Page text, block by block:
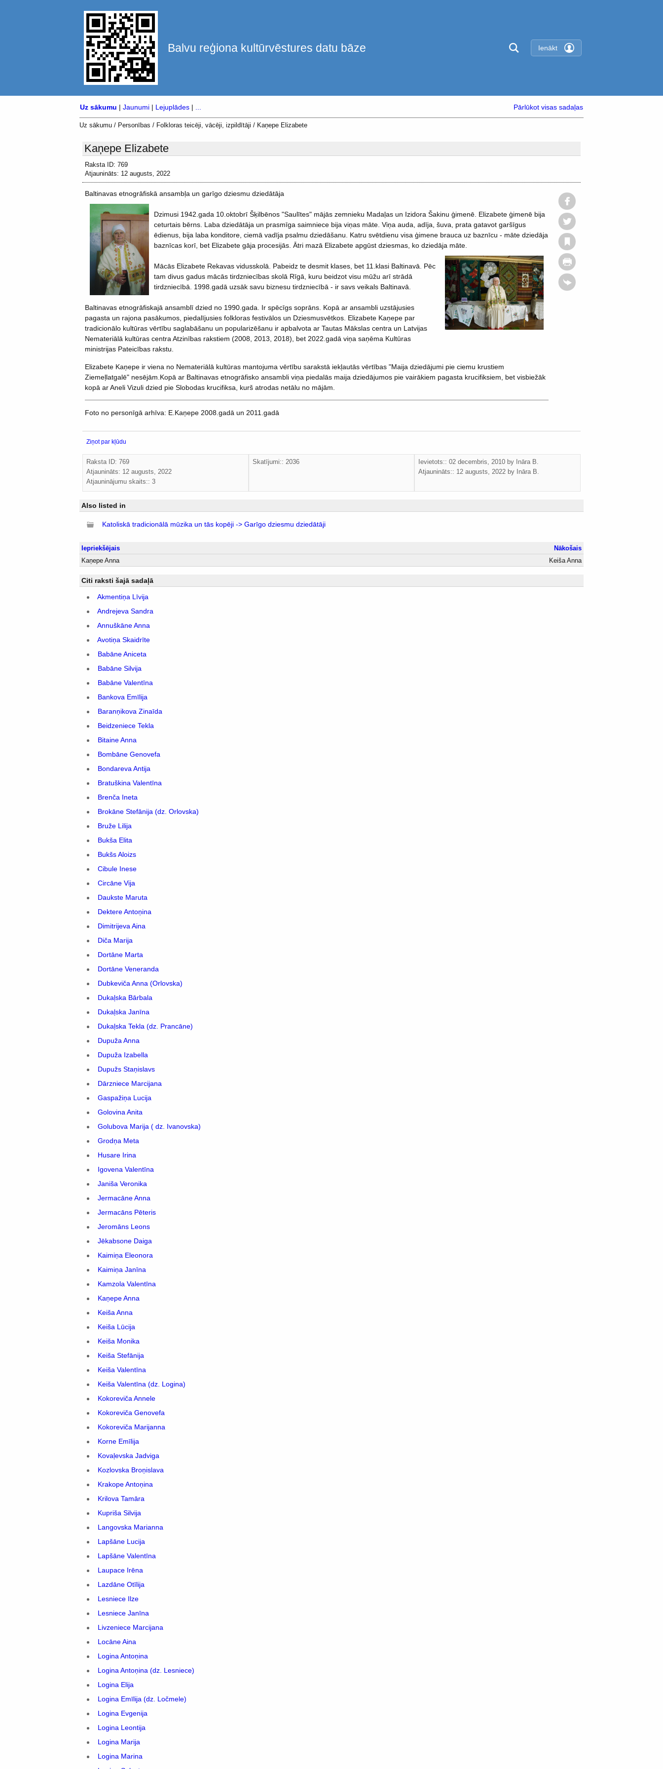
Balvu reģiona kultūrvēstures datu bāze Ienākt
Uz sākumu | Jaunumi | Lejuplādes | Pārlūkot visas sadaļas
Uz sākumu / Personības / Folkloras teicēji, vācēji, izpildītāji / Kaņepe Elizabete
Kaņepe Elizabete
Raksta ID: 769
Atjaunināts: 12 augusts, 2022
Baltinavas etnogrāfiskā ansambļa un garīgo dziesmu dziedātāja
Dzimusi 1942.gada 10.oktobrī Šķilbēnos "Saulītes" mājās zemnieku Madaļas un Izidora Šakinu ģimenē. Elizabete ģimenē bija
ceturtais bērns. Laba dziedātāja un prasmīga saimniece bija viņas māte. Viņa auda, adīja, šuva, prata gatavot garšīgus
ēdienus, bija laba konditore, ciemā vadīja psalmu dziedāšanu. Katru svētdienu visa ģimene brauca uz baznīcu - māte dziedāja
baznīcas korī, bet Elizabete gāja procesijās. Ātri mazā Elizabete apgūst dziesmas, ko dziedāja māte.
Mācās Elizabete Rekavas vidusskolā. Pabeidz te desmit klases, bet 11.klasi Baltinavā. Pēc
tam divus gadus mācās tirdzniecības skolā Rīgā, kuru beidzot visu mūžu arī strādā
tirdzniecībā. 1998.gadā uzsāk savu biznesu tirdzniecībā - ir savs veikals Baltinavā.
Baltinavas etnogrāfiskajā ansamblī dzied no 1990.gada. Ir spēcīgs soprāns. Kopā ar ansambli uzstājusies
pagasta un rajona pasākumos, piedalījusies folkloras festivālos un Dziesmusvētkos. Elizabete Kaņepe par
tradicionālo kultūras vērtību saglabāšanu un popularizēšanu ir apbalvota ar Tautas Mākslas centra un Latvijas
Nemateriālā kultūras centra Atzinības rakstiem (2008, 2013, 2018), bet 2022.gadā viņa saņēma Kultūras
ministrijas Pateicības rakstu.
Elizabete Kaņepe ir viena no Nemateriālā kultūras mantojuma vērtību sarakstā iekļautās vērtības "Maija dziedājumi pie ciemu krustiem
Ziemeļlatgalē" nesējām.Kopā ar Baltinavas etnogrāfisko ansambli viņa piedalās maija dziedājumos pie vairākiem pagasta krucifiksiem, bet visbiežāk
kopā ar Aneli Vizuli dzied pie Slobodas krucifiksa, kurš atrodas netālu no mājām.
Foto no personīgā arhīva: E.Kaņepe 2008.gadā un 2011.gadā
Ziņot par kļūdu
Raksta ID: 769
Atjaunināts: 12 augusts, 2022
Atjauninājumu skaits:: 3
Skatījumi:: 2036 Ievietots:: 02 decembris, 2010 by Ināra B.
Atjaunināts:: 12 augusts, 2022 by Ināra B.
Also listed in
Katoliskā tradicionālā mūzika un tās kopēji -> Garīgo dziesmu dziedātāji
Iepriekšējais
Nākošais
Kaņepe Anna
Keiša Anna
Citi raksti šajā sadaļā
Akmentiņa Līvija
Andrejeva Sandra
Annuškāne Anna
Avotiņa Skaidrīte
Babāne Aniceta
Babāne Silvija
Babāne Valentīna
Bankova Emīlija
Baranņikova Zinaīda
Beidzeniece Tekla
Bitaine Anna
Bombāne Genovefa
Bondareva Antija
Bratuškina Valentīna
Brenča Ineta
Brokāne Stefānija (dz. Orlovska)
Bruže Lilija
Bukša Elita
Bukšs Aloizs
Cibule Inese
Circāne Vija
Daukste Maruta
Dektere Antoņina
Dimitrijeva Aina
Diča Marija
Dortāne Marta
Dortāne Veneranda
Dubkeviča Anna (Orlovska)
Dukaļska Bārbala
Dukaļska Janīna
Dukaļska Tekla (dz. Prancāne)
Dupuža Anna
Dupuža Izabella
Dupužs Staņislavs
Dārzniece Marcijana
Gaspažiņa Lucija
Golovina Anita
Golubova Marija ( dz. Ivanovska)
Grodņa Meta
Husare Irina
Igovena Valentīna
Janiša Veronika
Jermacāne Anna
Jermacāns Pēteris
Jeromāns Leons
Jēkabsone Daiga
Kaimiņa Eleonora
Kaimiņa Janīna
Kamzola Valentīna
Kaņepe Anna
Keiša Anna
Keiša Lūcija
Keiša Monika
Keiša Stefānija
Keiša Valentīna
Keiša Valentīna (dz. Logina)
Kokoreviča Annele
Kokoreviča Genovefa
Kokoreviča Marijanna
Korne Emīlija
Kovaļevska Jadviga
Kozlovska Broņislava
Krakope Antoņina
Krilova Tamāra
Kupriša Silvija
Langovska Marianna
Lapšāne Lucija
Lapšāne Valentīna
Laupace Irēna
Lazdāne Otīlija
Lesniece Ilze
Lesniece Janīna
Livzeniece Marcijana
Locāne Aina
Logina Antoņina
Logina Antoņina (dz. Lesniece)
Logina Elija
Logina Emīlija (dz. Ločmele)
Logina Evgenija
Logina Leontija
Logina Marija
Logina Marina